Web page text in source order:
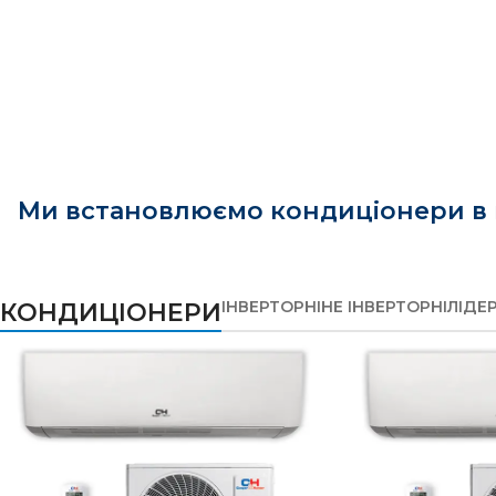
Ми встановлюємо кондиціонери в
КОНДИЦІОНЕРИІНВЕРТОРНІНЕ ІНВЕРТОРНІ